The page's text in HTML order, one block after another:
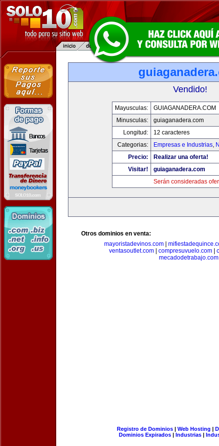
Vendido!
Mayusculas:
GUIAGANADERA.COM
Minusculas:
guiaganadera.com
Longitud:
12 caracteres
Categorias:
Empresas e Industrias,
Precio:
Realizar una oferta!
Visitar!
guiaganadera.com
Serán consideradas
Otros dominios en venta:
mayoristadevinos.com
ventasoutlet.com
compresuvuelo.com
mecadodetrabajo.com
Registro de Dominios| Web Hosting |
Dominios Expirados | Industrias |